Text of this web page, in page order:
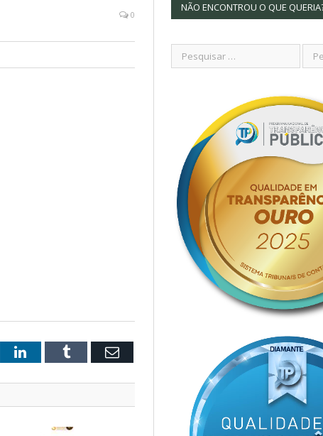
0
LinkedInTumblr Email
NÃO ENCONTROU O QUE